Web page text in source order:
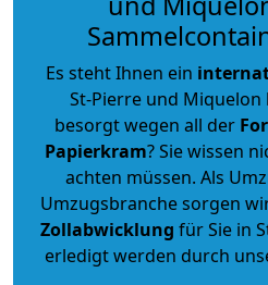
Es steht Ihnen ein
St-Pierre und Miquelon
besorgt wegen all der
Papierkram? Sie wissen
achten müssen. Als
Umzugsbranche sorgen
Zollabwicklung für Sie in
erledigt werden durch